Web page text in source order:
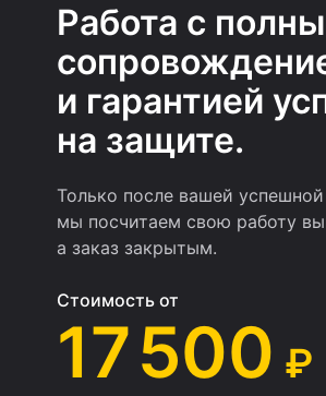
Работа с
и гарантией
на защите.
Только после вашей
мы посчитаем свою работу
а заказ закрытым.
Стоимость от
17 500 ₽